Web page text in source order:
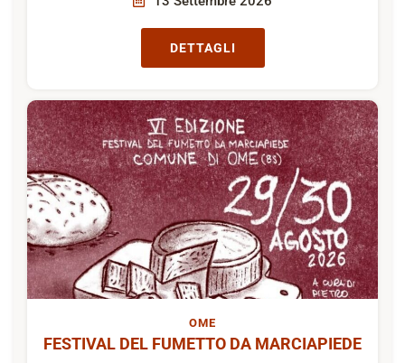
DETTAGLI
OME
FESTIVAL DEL FUMETTO DA MARCIAPIEDE